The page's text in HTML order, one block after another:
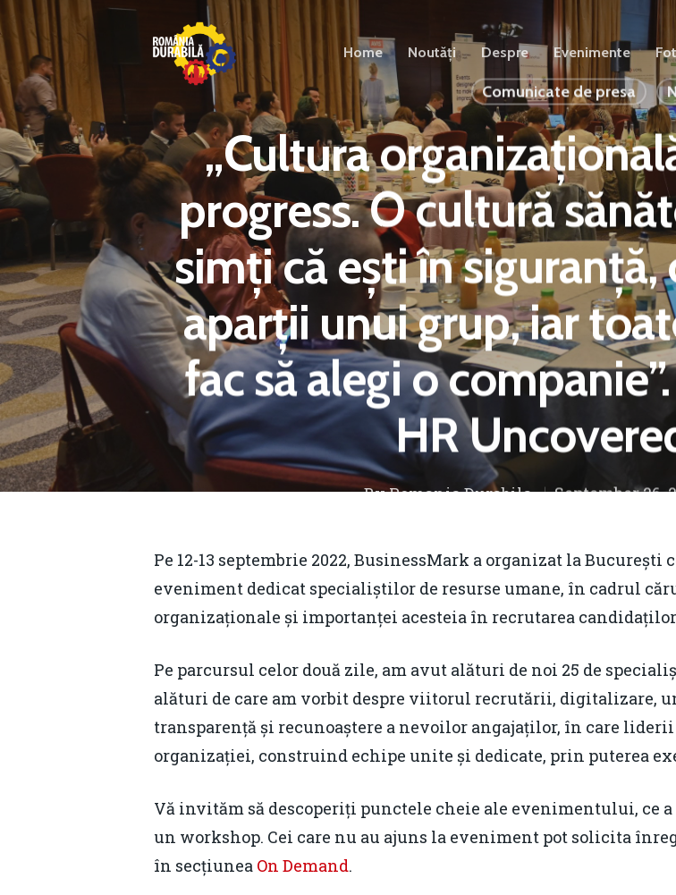
Hit enter to search or ESC to close
Home Noutăți Despre Evenimente
Comunicate de presa
„Cultura
progress. O cultură
simți că ești în siguranță,
aparții unui grup, iar
fac să alegi o
HR
ByRomania Durabila September 26,
Pe 12-13 septembrie 2022, BusinessMark a organizat la București
eveniment dedicat specialiștilor de resurse umane, în cadrul
organizaționale și importanței acesteia în recrutarea
Pe parcursul celor două zile, am avut alături de noi 25 de
alături de care am vorbit despre viitorul recrutării, digitalizare,
transparență și recunoaștere a nevoilor angajaților, în care
organizației, construind echipe unite și dedicate, prin puterea
Vă invităm să descoperiți punctele cheie ale evenimentului, ce
un workshop. Cei care nu au ajuns la eveniment pot solicita
în secțiunea On Demand.